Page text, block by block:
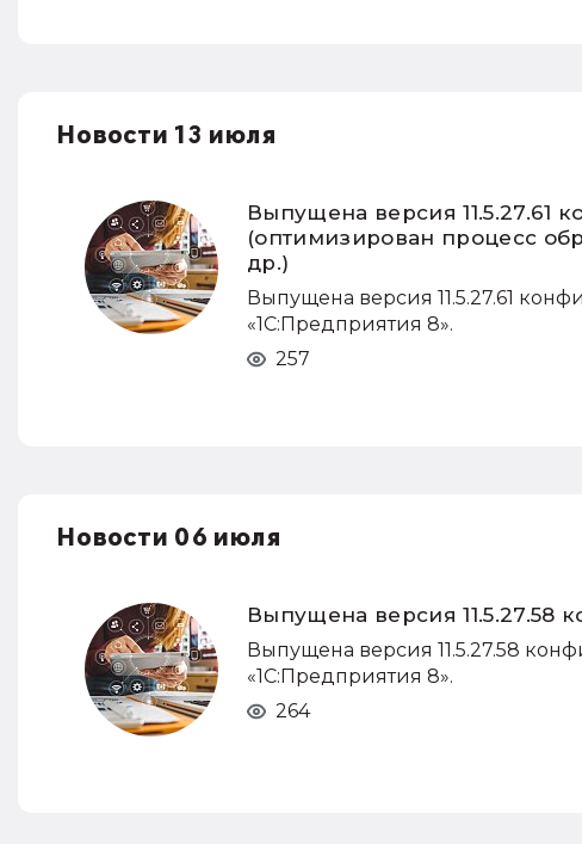
Новости 13 июля
Выпущена версия 11.5.27.61
(оптимизирован процесс
др.)
Выпущена версия 11.5.27.61
«1С:Предприятия 8».
257
Новости 06 июля
Выпущена версия 11.5.27.58
Выпущена версия 11.5.27.58
«1С:Предприятия 8».
264